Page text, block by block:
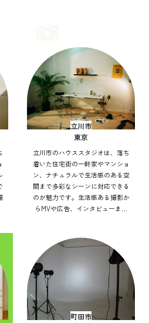
立川市
東京
立川市のハウススタジオは、落ち
着いた住宅街の一軒家やマンショ
ン、ナチュラルで生活感のある空
間まで多彩なシーンに対応できる
のが魅力です。生活感ある撮影か
らMVや広告、インタビューまで
良好で効率的にバリエーション豊
かな撮影を実現できます。
町田市